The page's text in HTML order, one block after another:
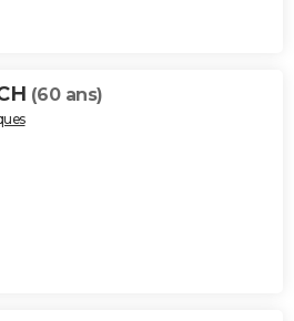
(60 ans)